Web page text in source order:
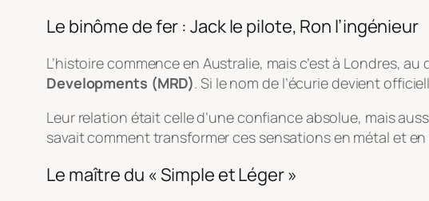
Le binôme de fer : Jack le pilote, Ron l’ingénieur
L’histoire commence en Australie, mais c’est à Londres,
Developments (MRD). Si le nom de l’écurie devient
Leur relation était celle d’une confiance absolue, mais
savait comment transformer ces sensations en métal et
Le maître du « Simple et Léger »